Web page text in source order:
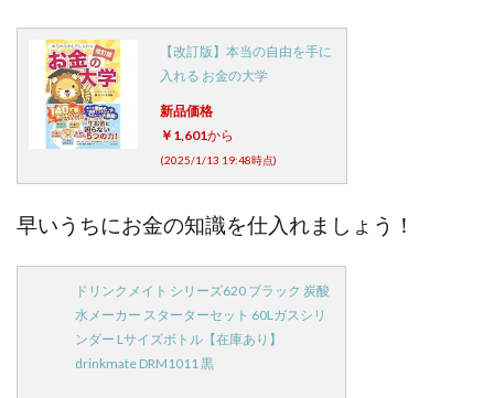
【改訂版】本当の自由を手に
入れる お金の大学
新品価格
￥1,601から
(2025/1/13 19:48時点)
早いうちにお金の知識を仕入れましょう！
ドリンクメイト シリーズ620 ブラック 炭酸
水メーカー スターターセット 60Lガスシリ
ンダー Lサイズボトル【在庫あり】
drinkmate DRM1011 黒